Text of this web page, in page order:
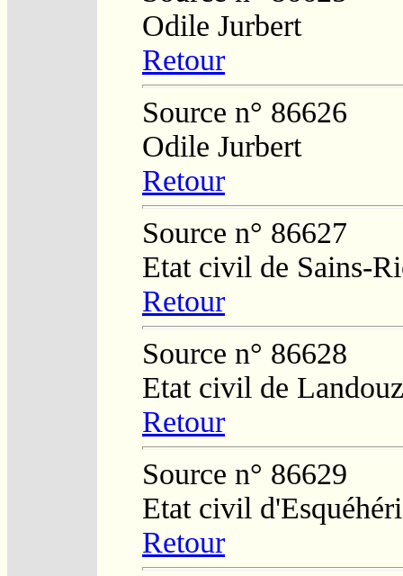
Odile Jurbert
Retour
Source n° 86626
Odile Jurbert
Retour
Source n° 86627
Etat civil de Sains-
Retour
Source n° 86628
Etat civil de
Retour
Source n° 86629
Etat civil
Retour